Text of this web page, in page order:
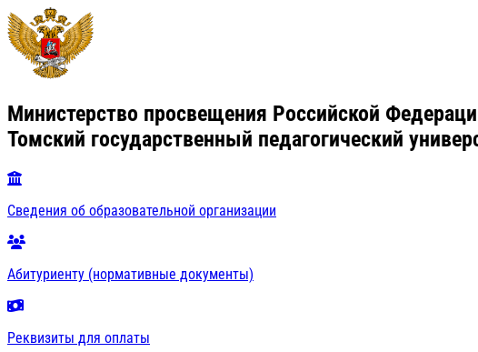
Министерство просвещения Российской
Томский государственный педагогический
Сведения об образовательной организации
Абитуриенту (нормативные документы)
Реквизиты для оплаты